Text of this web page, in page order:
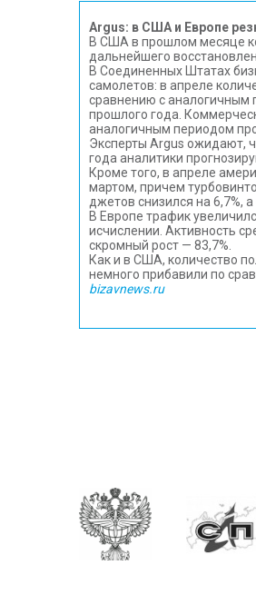
Argus: в США и Европе
В США в прошлом месяце
дальнейшего
В Соединенных Штатах
самолетов: в апреле
сравнению с аналогичным
прошлого года.
аналогичным периодом
Эксперты Argus ожидают,
года аналитики
Кроме того, в апреле
мартом, причем
джетов снизился на 6,7%,
В Европе трафик
исчислении. Активность
скромный рост — 83,7%.
Как и в США, количество
немного прибавили по
bizavnews.ru